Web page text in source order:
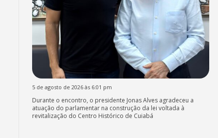
5 de agosto de 2026 às 6:01 pm
Durante o encontro, o presidente Jonas Alves agradeceu a
atuação do parlamentar na construção da lei voltada à
revitalização do Centro Histórico de Cuiabá